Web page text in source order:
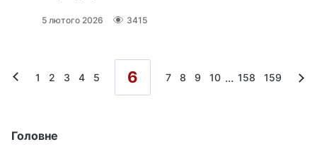
Головне
5 лютого 2026 3415
1 2 3 4 5 6 7 8 9 10 ... 158 159